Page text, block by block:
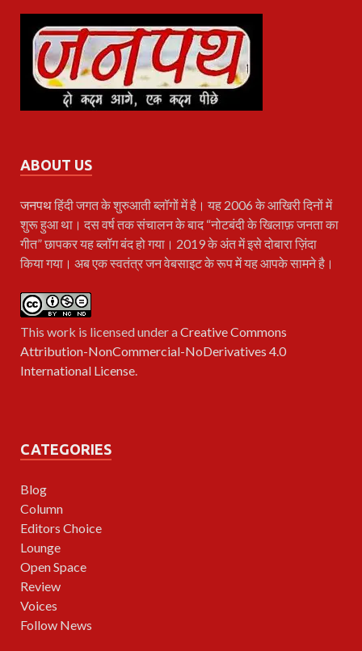
ABOUT US
जनपथहिंदी जगत के शुरुआती ब्लॉगों में है। यह 2006 के आखिरी दिनों में
शुरू हुआ था। दस वर्ष तक संचालन के बाद “नोटबंदी के खिलाफ़ जनता का
गीत” छापकर यह ब्लॉग बंद हो गया। 2019 के अंत में इसे दोबारा ज़िंदा
किया गया। अब एक स्वतंत्र जन वेबसाइट के रूप में यह आपके सामने है।
This work is licensed under aCreative Commons
Attribution-NonCommercial-NoDerivatives 4.0
International License
CATEGORIES
Blog
Column
Editors Choice
Lounge
Open Space
Review
Voices
Follow News